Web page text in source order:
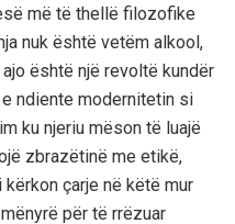
më të thellë filozofike
nuk është vetëm alkool,
është një revoltë kundër
ndiente modernitetin si
ku njeriu mëson të luajë
zbrazëtinë me etikë,
çarje në këtë mur
për të rrëzuar